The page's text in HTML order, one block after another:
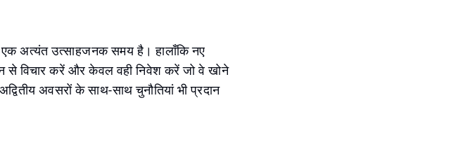
अत्यंत उत्साहजनक समय है। हालाँकि नए
से विचार करें और केवल वही निवेश करें जो वे खोने
अवसरों के साथ-साथ चुनौतियां भी प्रदान